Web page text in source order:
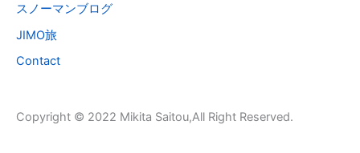
:スノーマンブログ
JIMO旅
Contact
Copyright © 2022 Mikita Saitou,All Right Reserved.